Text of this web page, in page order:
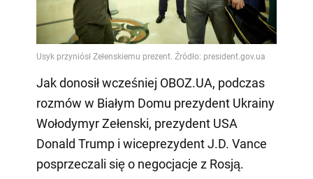
Jak donosił wcześniej OBOZ.UA, podczas
rozmów w Białym Domu prezydent Ukrainy
Wołodymyr Zełenski, prezydent USA
Donald Trump i wiceprezydent J.D. Vance
posprzeczali się o negocjacje z Rosją.